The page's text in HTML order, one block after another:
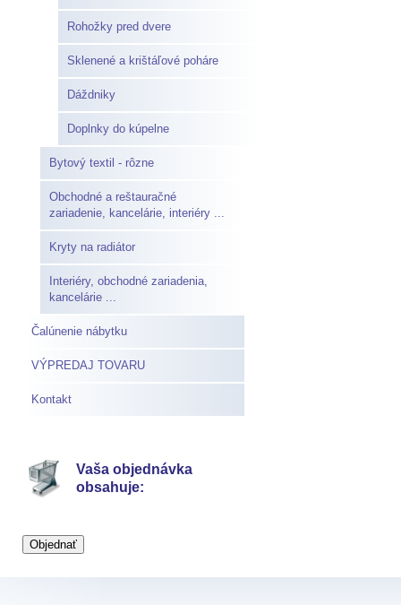
Rohožky pred dvere
Sklenené a krištáľové poháre
Dáždniky
Doplnky do kúpelne
Bytový textil - rôzne
Obchodné a reštauračné
zariadenie, kancelárie, interiéry ...
Kryty na radiátor
Interiéry, obchodné zariadenia,
kancelárie ...
Čalúnenie nábytku
VÝPREDAJ TOVARU
Kontakt
Vaša objednávka
obsahuje: